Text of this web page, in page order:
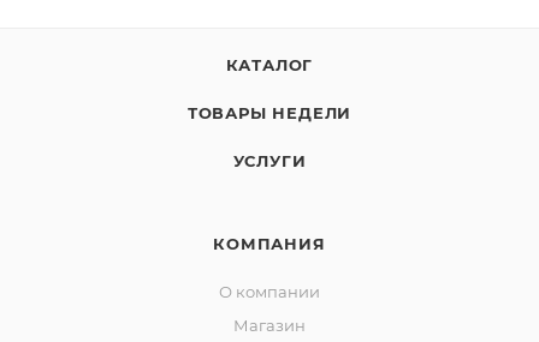
КАТАЛОГ
ТОВАРЫ НЕДЕЛИ
УСЛУГИ
КОМПАНИЯ
О компании
Магазин